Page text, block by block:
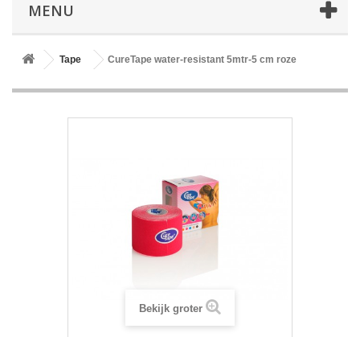
MENU
Tape CureTape water-resistant 5mtr-5 cm roze
Bekijk groter